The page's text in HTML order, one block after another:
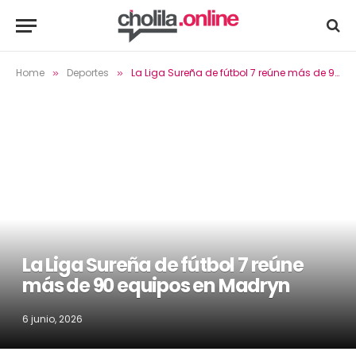
Home » Deportes » La Liga Sureña de fútbol 7 reúne más de 90 equipos en Madryn
La Liga Sureña de fútbol 7 reúne
más de 90 equipos en Madryn
6 junio, 2026